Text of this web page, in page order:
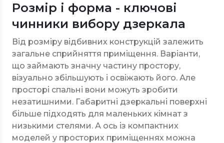
Розмір і форма - ключові
чинники вибору дзеркала
Від розміру відбивних конструкцій залежить
загальне сприйняття приміщення. Варіанти,
що займають значну частину простору,
візуально збільшують і освіжають його. Але
просторі спальні вони можуть зробити
незатишними. Габаритні дзеркальні поверхні
більше підходять для маленьких кімнат з
низькими стелями. А ось із компактних
моделей у просторих приміщеннях можна